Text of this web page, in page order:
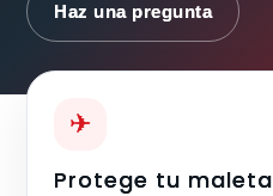
Haz una pregunta
✈
Protege tu maleta